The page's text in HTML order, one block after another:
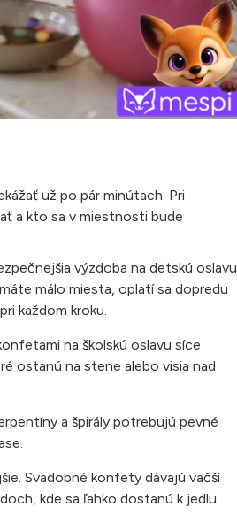
už po pár minútach. Pri
a kto sa v miestnosti bude
výzdoba na detskú oslavu,
málo miesta, oplatí sa dopredu
každom kroku.
na školskú oslavu síce
ostanú na stene alebo visia nad
a špirály potrebujú pevné
Svadobné konfety dávajú väčší
kde sa ľahko dostanú k jedlu.